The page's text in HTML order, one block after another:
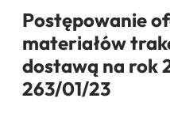
Postępowanie
materiałów
dostawą na rok
263/01/23